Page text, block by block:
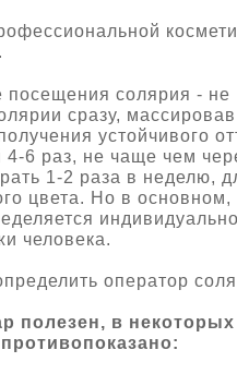
посещения солярия - не
сразу, массировав
устойчивого
4-6 раз, не чаще чем
1-2 раза в неделю,
цвета. Но в основном,
человека.
оператор
полезен, в некоторых